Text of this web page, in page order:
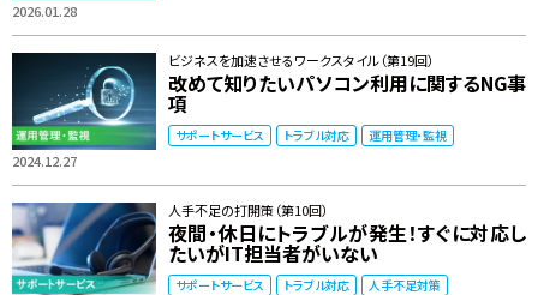
2026.01.28
2024.12.27
ビジネスを加速させるワークスタイル（第19回）
改めて知りたいパソコン利用に関するNG事
項
サポートサービス トラブル対応 運用管理・監視
人手不足の打開策（第10回）
夜間・休日にトラブルが発生！すぐに対応し
たいがIT担当者がいない
サポートサービス トラブル対応 人手不足対策